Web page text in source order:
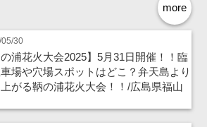
more
30
の浦花火大会2025】5月31日開催！！臨
場や穴場スポットはどこ？弁天島より
がる鞆の浦花火大会！！/広島県福山